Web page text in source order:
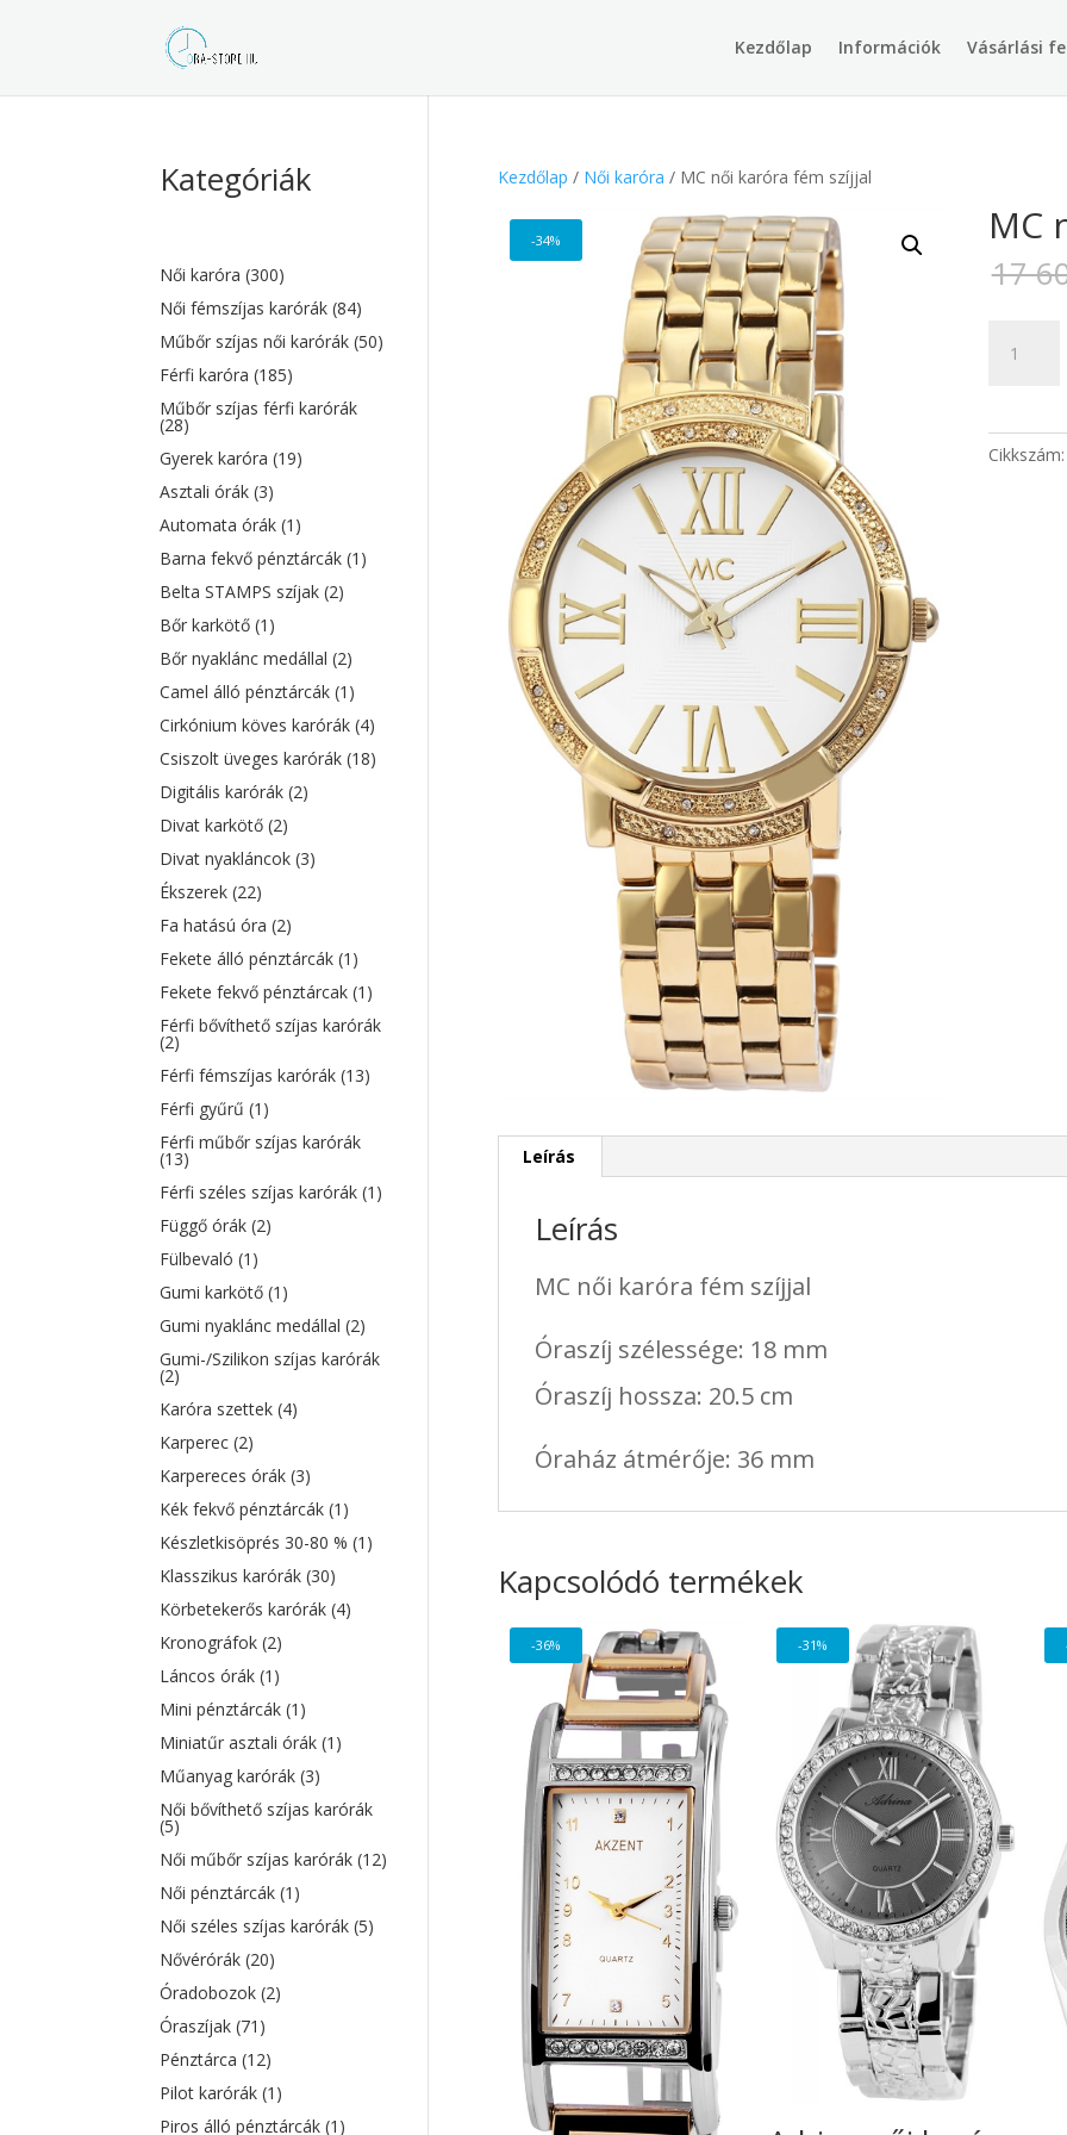
Kezdőlap Információk Vásárlási
search
Kezdőlap / Női karóra / MC női karóra fém szíjjal
-34% MC
17
szíjjal
Leírás
Leírás
MC női karóra fém szíjjal
Óraszíj szélessége: 18 mm
Óraszíj hossza: 20.5 cm
Óraház átmérője: 36 mm
Kapcsolódó termékek
-36% -31%
Kategóriák
Női karóra(300)
Női fémszíjas karórák(84)
Műbőr szíjas női karórák(50)
Férfi karóra(185)
Műbőr szíjas férfi karórák
(28)
Gyerek karóra(19)
Asztali órák(3)
Automata órák(1)
Barna fekvő pénztárcák(1)
Belta STAMPS szíjak(2)
Bőr karkötő(1)
Bőr nyaklánc medállal(2)
Camel álló pénztárcák(1)
Cirkónium köves karórák(4)
Csiszolt üveges karórák(18)
Digitális karórák(2)
Divat karkötő(2)
Divat nyakláncok(3)
Ékszerek(22)
Fa hatású óra(2)
Fekete álló pénztárcák(1)
Fekete fekvő pénztárcak(1)
Férfi bővíthető szíjas karórák
(2)
Férfi fémszíjas karórák(13)
Férfi gyűrű(1)
Férfi műbőr szíjas karórák
(13)
Férfi széles szíjas karórák(1)
Függő órák(2)
Fülbevaló(1)
Gumi karkötő(1)
Gumi nyaklánc medállal(2)
Gumi-/Szilikon szíjas karórák
(2)
Karóra szettek(4)
Karperec(2)
Karpereces órák(3)
Kék fekvő pénztárcák(1)
Készletkisöprés 30-80 %(1)
Klasszikus karórák(30)
Körbetekerős karórák(4)
Kronográfok(2)
Láncos órák(1)
Mini pénztárcák(1)
Miniatűr asztali órák(1)
Műanyag karórák(3)
Női bővíthető szíjas karórák
(5)
Női műbőr szíjas karórák(12)
Női pénztárcák(1)
Női széles szíjas karórák(5)
Nővérórák(20)
Óradobozok(2)
Óraszíjak(71)
Pénztárca(12)
Pilot karórák(1)
Piros álló pénztárcák(1)